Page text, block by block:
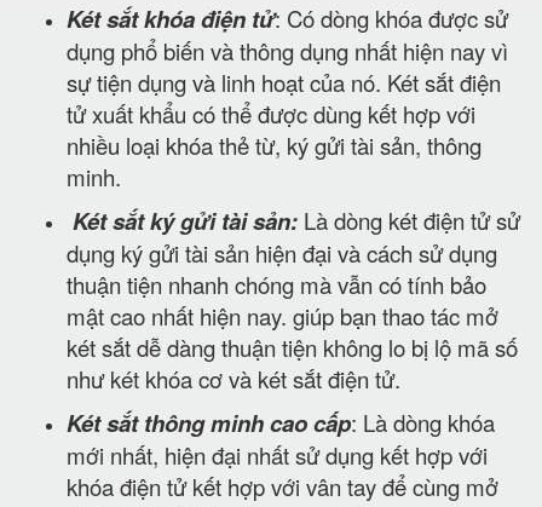
Két sắt khóa điện tử: Có dòng khóa được sử
dụng phổ biến và thông dụng nhất hiện nay vì
sự tiện dụng và linh hoạt của nó. Két sắt điện
tử xuất khẩu có thể được dùng kết hợp với
nhiều loại khóa thẻ từ, ký gửi tài sản, thông
minh.
Két sắt ký gửi tài sản: Là dòng két điện tử sử
dụng ký gửi tài sản hiện đại và cách sử dụng
thuận tiện nhanh chóng mà vẫn có tính bảo
mật cao nhất hiện nay. giúp bạn thao tác mở
két sắt dễ dàng thuận tiện không lo bị lộ mã số
như két khóa cơ và két sắt điện tử.
Két sắt thông minh cao cấp: Là dòng khóa
mới nhất, hiện đại nhất sử dụng kết hợp với
khóa điện tử kết hợp với vân tay để cùng mở